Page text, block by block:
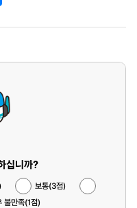
십니까?
보통(3점)
불만족(1점)